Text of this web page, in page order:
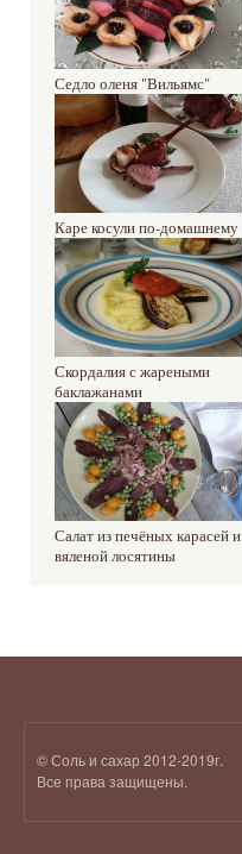
Седло оленя "Вильямс"
Каре косули по-домашнему
Скордалия с жареными
баклажанами
Салат из печёных карасей и
вяленой лосятины
© Соль и сахар 2012-2019г.
Все права защищены.